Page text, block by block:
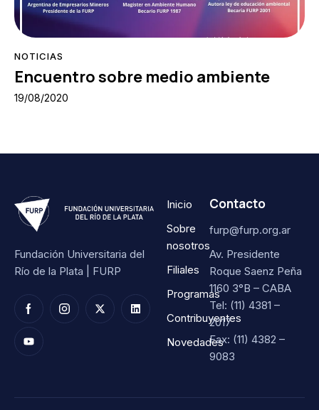
NOTICIAS
Encuentro sobre medio ambiente
19/08/2020
Fundación Universitaria del
Río de la Plata | FURP
Inicio
Sobre
nosotros
Filiales
Programas
Contribuyentes
Novedades
Contacto
furp@furp.org.ar
Av. Presidente
Roque Saenz Peña
1160 3°B – CABA
Tel: (11) 4381 –
2017
Fax: (11) 4382 –
9083